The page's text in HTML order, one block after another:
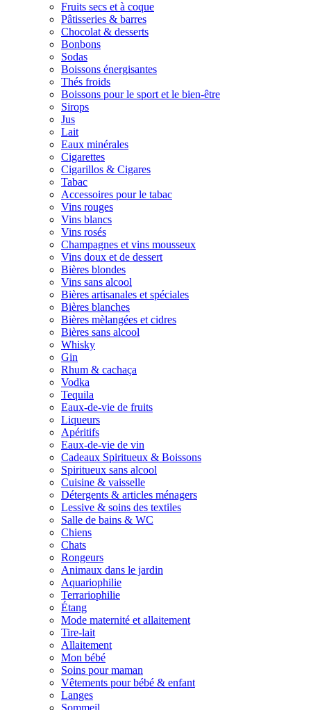
Fruits secs et à coque
Pâtisseries & barres
Chocolat & desserts
Bonbons
Sodas
Boissons énergisantes
Thés froids
Boissons pour le sport et le bien-être
Sirops
Jus
Lait
Eaux minérales
Cigarettes
Cigarillos & Cigares
Tabac
Accessoires pour le tabac
Vins rouges
Vins blancs
Vins rosés
Champagnes et vins mousseux
Vins doux et de dessert
Bières blondes
Vins sans alcool
Bières artisanales et spéciales
Bières blanches
Bières mèlangées et cidres
Bières sans alcool
Whisky
Gin
Rhum & cachaça
Vodka
Tequila
Eaux-de-vie de fruits
Liqueurs
Apéritifs
Eaux-de-vie de vin
Cadeaux Spiritueux & Boissons
Spiritueux sans alcool
Cuisine & vaisselle
Détergents & articles ménagers
Lessive & soins des textiles
Salle de bains & WC
Chiens
Chats
Rongeurs
Animaux dans le jardin
Aquariophilie
Terrariophilie
Étang
Mode maternité et allaitement
Tire-lait
Allaitement
Mon bébé
Soins pour maman
Vêtements pour bébé & enfant
Langes
Sommeil